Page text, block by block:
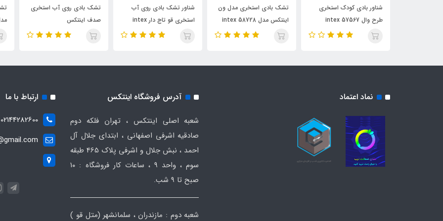
شناور بادی کودک استخری
طرح وال intex 57567
تشک بادی استخری مدل ون
اینتکس مدل intex 58728
شناور تشک بادی روی آب
استخری قو تاج دار intex
57562
تشک بادی روی آب استخری
صدف اینتکس
نماد اعتماد آدرس فروشگاه اینتکس
شعبه اصلی اینتکس ، تهران فلکه دوم
صادقیه اشرفی اصفهانی ، ابتدای جلال آل
احمد ، نبش جلال و اشرفی پلاک 465 طبقه
سوم ، واحد ۹ ، ساعات کار فروشگاه : ۱۰
صبح تا ۹ شب.
شعبه دوم : مازندران ، سلمانشهر (متل قو )
ارتباط با ما
02144282600